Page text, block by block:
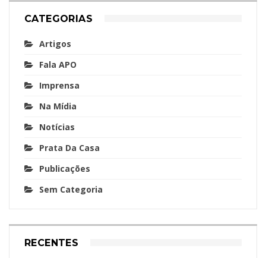
CATEGORIAS
Artigos
Fala APO
Imprensa
Na Mídia
Notícias
Prata Da Casa
Publicações
Sem Categoria
RECENTES